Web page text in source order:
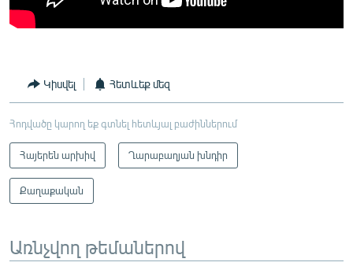
Կիսվել Հետևեք մեզ
Հոդվածը կարող եք գտնել հետևյալ բաժիններում
Հայերեն արխիվ Ղարաբաղյան խնդիր
Քաղաքական
Առնչվող թեմաներով